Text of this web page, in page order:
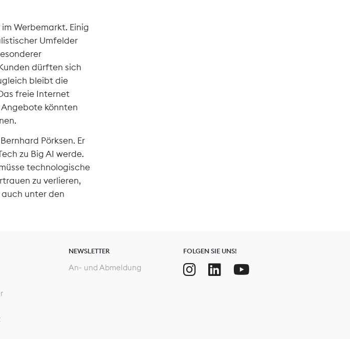
Werbemarkt. Einig
Umfelder
dürften sich
bleibt die
freie Internet
könnten
Pörksen. Er
zu Big AI werde.
technologische
zu verlieren,
unter den
NEWSLETTER
An- und Abmeldung
FOLGEN SIE UNS!